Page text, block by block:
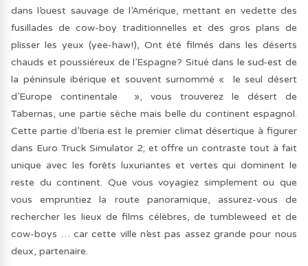
dans l’ouest sauvage de l’Amérique, mettant en vedette des
fusillades de cow-boy traditionnelles et des gros plans de
plisser les yeux (yee-haw!), Ont été filmés dans les déserts
chauds et poussiéreux de l’Espagne? Situé dans le sud-est de
la péninsule ibérique et souvent surnommé « le seul désert
d’Europe continentale », vous trouverez le désert de
Tabernas, une partie sèche mais belle du continent espagnol.
Cette partie d’Iberia est le premier climat désertique à figurer
dans Euro Truck Simulator 2; et offre un contraste tout à fait
unique avec les forêts luxuriantes et vertes qui dominent le
reste du continent. Que vous voyagiez simplement ou que
vous empruntiez la route panoramique, assurez-vous de
rechercher les lieux de films célèbres, de tumbleweed et de
cow-boys … car cette ville n’est pas assez grande pour nous
deux, partenaire.